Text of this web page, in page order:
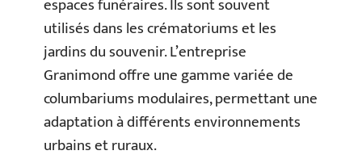
espaces funéraires. Ils sont souvent
utilisés dans les crématoriums et les
jardins du souvenir. L’entreprise
Granimond offre une gamme variée de
columbariums modulaires, permettant une
adaptation à différents environnements
urbains et ruraux.